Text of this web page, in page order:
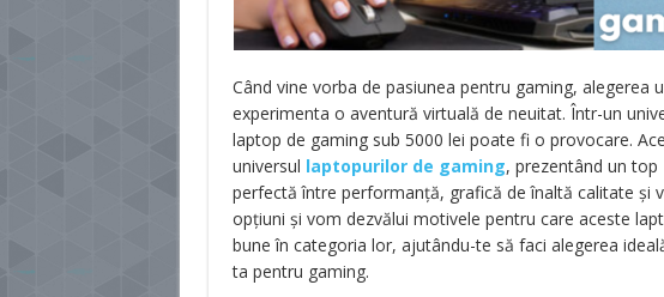
Când vine vorba de pasiunea pentru gaming, alegerea
experimenta o aventură virtuală de neuitat. Într-un
laptop de gaming sub 5000 lei poate fi o provocare.
universul laptopurilor de gaming, prezentând un
perfectă între performanță, grafică de înaltă calitate și
opțiuni și vom dezvălui motivele pentru care aceste
bune în categoria lor, ajutându-te să faci alegerea
ta pentru gaming.